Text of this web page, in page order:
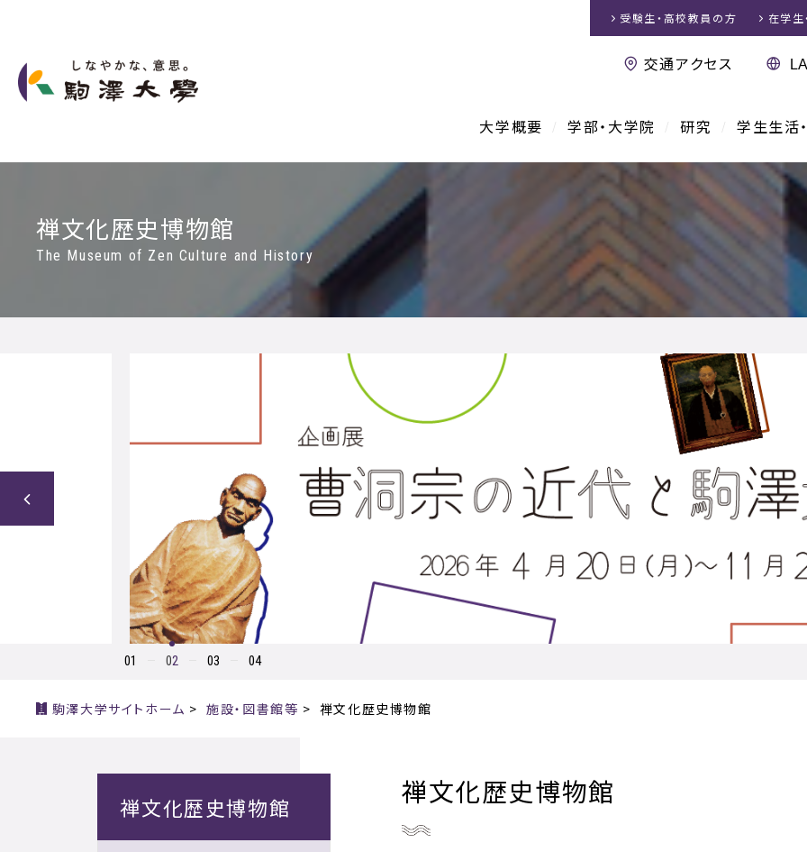
大学概要 学部・大学院 研究 学生生活
受験生・高校教員 の方 在学生
交通アクセス
禅文化歴史博物館
The Museum of Zen Culture and History
1 2 3 4
駒澤大学サイトホーム >施設・図書館等 > 禅文化歴史博物館
禅文化歴史博物館
禅文化歴史博物館